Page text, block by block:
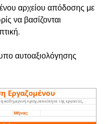
αρχείου απόδοσης με
να βασίζονται
αυτοαξιολόγησης